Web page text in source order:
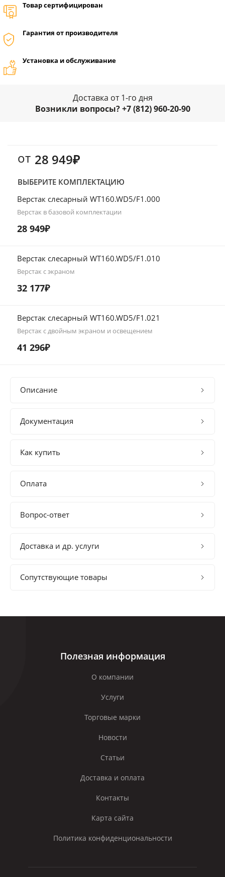
Товар сертифицирован
Гарантия от производителя
Установка и обслуживание
Доставка от 1-го дня
Возникли вопросы? +7 (812) 960-20-90
от 28 949₽
ВЫБЕРИТЕ КОМПЛЕКТАЦИЮ
Верстак слесарный WT160.WD5/F1.000
Верстак в базовой комплектации
28 949₽
Верстак слесарный WT160.WD5/F1.010
Верстак с экраном
32 177₽
Верстак слесарный WT160.WD5/F1.021
Верстак с двойным экраном и освещением
41 296₽
Описание
Документация
Как купить
Оплата
Вопрос-ответ
Доставка и др. услуги
Сопутствующие товары
Полезная информация
О компании
Услуги
Торговые марки
Новости
Статьи
Доставка и оплата
Контакты
Карта сайта
Политика конфиденциональности